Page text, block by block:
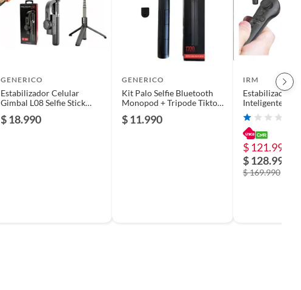
GENERICO
Estabilizador Celular
Gimbal L08 Selfie Stick
$ 18.990
GENERICO
Kit Palo Selfie Bluetooth
Monopod + Tripode Tiktok
$ 11.990
IRM
Estabilizador
Inteligente 3
Seguimiento
Agregar a
$ 121.990
$ 128.990
$ 169.990